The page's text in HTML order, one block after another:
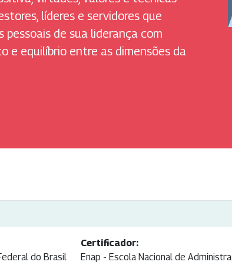
líderes e servidores que
de sua liderança com
e equilíbrio entre as dimensões da
do Brasil
Certificador:
Enap - Escola Nacional de